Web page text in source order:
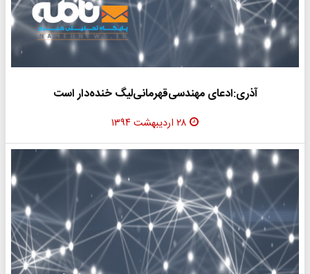
آذری:ادعای مهندسی‌قهرمانی‌لیگ خنده‌دار است
۲۸ اردیبهشت ۱۳۹۴